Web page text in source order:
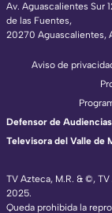
Av. Aguascalientes Sur
de las Fuentes,
20270 Aguascalientes,
TV Azteca, M.R. & ©,
2025.
Queda prohibida la
Aviso de
Defensor de
Televisora del Valle de